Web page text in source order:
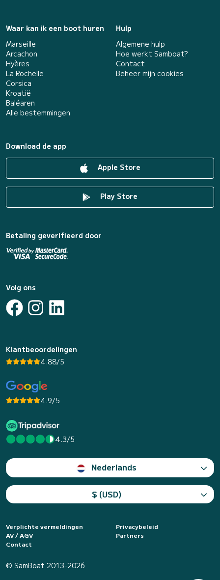
Waar kan ik een boot huren
Marseille
Arcachon
Hyères
La Rochelle
Corsica
Kroatië
Baléaren
Alle bestemmingen
Hulp
Algemene hulp
Hoe werkt Samboat?
Contact
Beheer mijn cookies
Download de app
Apple Store
Play Store
Betaling geverifieerd door
Volg ons
Klantbeoordelingen
4.88/5
4.9/5
4.3/5
Nederlands
$ (USD)
Verplichte vermeldingen
Privacybeleid
AV / AGV
Partners
Contact
© SamBoat 2013-2026